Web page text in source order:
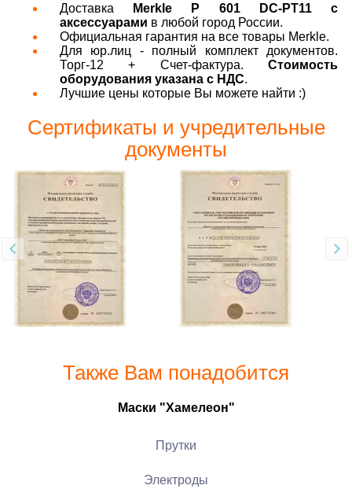
Доставка
Merkle P 601 DC-PT11 с
аксессуарами в любой город России.
Официальная гарантия на все товары Merkle.
Для юр.лиц - полный комплект документов.
Торг-12 + Счет-фактура. Стоимость
оборудования указана с НДС.
Лучшие цены которые Вы можете найти :)
Сертификаты и учредительные
документы
Также Вам понадобится
Маски "Хамелеон"
Прутки
Электроды